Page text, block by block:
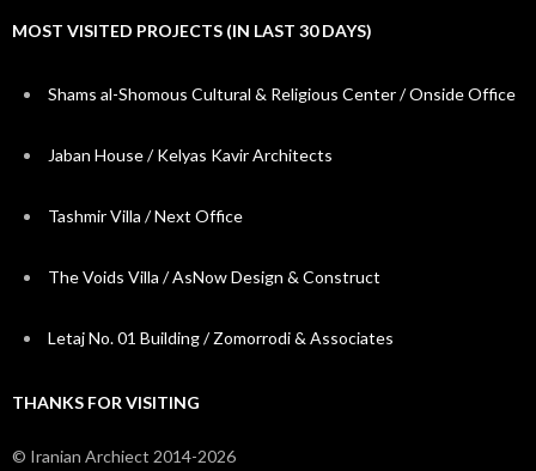
MOST VISITED PROJECTS (IN LAST 30 DAYS)
Shams al-Shomous Cultural & Religious Center / Onside Office
Jaban House / Kelyas Kavir Architects
Tashmir Villa / Next Office
The Voids Villa / AsNow Design & Construct
Letaj No. 01 Building / Zomorrodi & Associates
THANKS FOR VISITING
© Iranian Archiect 2014-2026